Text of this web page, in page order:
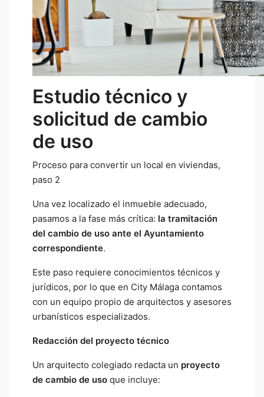
Estudio técnico y
solicitud de cambio
de uso
Proceso para convertir un local en viviendas,
paso 2
Una vez localizado el inmueble adecuado,
pasamos a la fase más crítica: la tramitación
del cambio de uso ante el Ayuntamiento
correspondiente.
Este paso requiere conocimientos técnicos y
jurídicos, por lo que en City Málaga contamos
con un equipo propio de arquitectos y asesores
urbanísticos especializados.
Redacción del proyecto técnico
Un arquitecto colegiado redacta un proyecto
de cambio de uso que incluye: